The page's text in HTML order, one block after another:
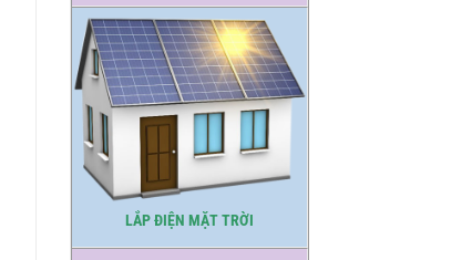
LẮP ĐIỆN MẶT TRỜI